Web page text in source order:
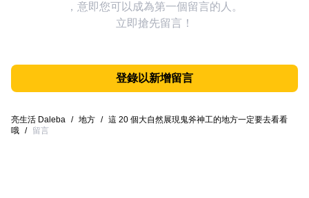
，意即您可以成為第一個留言的人。
立即搶先留言！
登錄以新增留言
亮生活 Daleba / 地方 / 這 20 個大自然展現鬼斧神工的地方一定要去看看
哦 / 留言